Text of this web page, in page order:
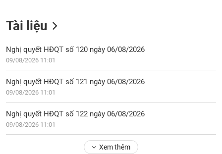
Tài liệu
Nghị quyết HĐQT số 120 ngày 06/08/2026
09/08/2026 11:01
Nghị quyết HĐQT số 121 ngày 06/08/2026
09/08/2026 11:01
Nghị quyết HĐQT số 122 ngày 06/08/2026
09/08/2026 11:01
Xem thêm